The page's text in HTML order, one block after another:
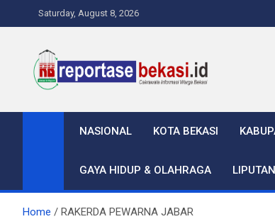
to
Saturday, August 8, 2026
Reportase Bekasi
Cakrawala Informasi Warga Bekasi
NASIONAL
KOTA BEKASI
GAYA HIDUP & OLAHRAGA LIPUTAN
Home RAKERDA PEWARNA JABAR